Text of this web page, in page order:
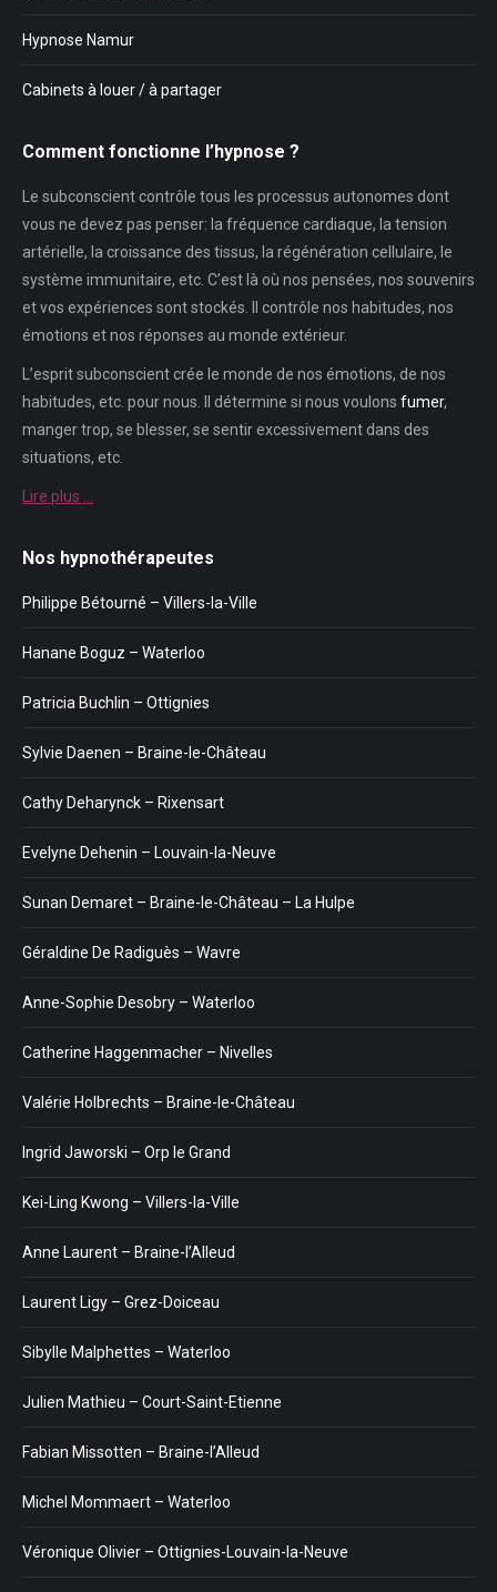
Hypnose Namur
Cabinets à louer / à partager
Comment fonctionne l’hypnose ?
Le subconscient contrôle tous les processus autonomes dont
vous ne devez pas penser: la fréquence cardiaque, la tension
artérielle, la croissance des tissus, la régénération cellulaire, le
système immunitaire, etc. C’est là où nos pensées, nos souvenirs
et vos expériences sont stockés. Il contrôle nos habitudes, nos
émotions et nos réponses au monde extérieur.
L’esprit subconscient crée le monde de nos émotions, de nos
habitudes, etc. pour nous. Il détermine si nous voulons fumer,
manger trop, se blesser, se sentir excessivement dans des
situations, etc.
Lire plus …
Nos hypnothérapeutes
Philippe Bétourné – Villers-la-Ville
Hanane Boguz – Waterloo
Patricia Buchlin – Ottignies
Sylvie Daenen – Braine-le-Château
Cathy Deharynck – Rixensart
Evelyne Dehenin – Louvain-la-Neuve
Sunan Demaret – Braine-le-Château – La Hulpe
Géraldine De Radiguès – Wavre
Anne-Sophie Desobry – Waterloo
Catherine Haggenmacher – Nivelles
Valérie Holbrechts – Braine-le-Château
Ingrid Jaworski – Orp le Grand
Kei-Ling Kwong – Villers-la-Ville
Anne Laurent – Braine-l’Alleud
Laurent Ligy – Grez-Doiceau
Sibylle Malphettes – Waterloo
Julien Mathieu – Court-Saint-Etienne
Fabian Missotten – Braine-l’Alleud
Michel Mommaert – Waterloo
Véronique Olivier – Ottignies-Louvain-la-Neuve